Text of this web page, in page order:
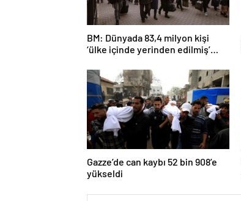
BM: Dünyada 83,4 milyon kişi
‘ülke içinde yerinden edilmiş’
Gazze’de can kaybı 52 bin 908’e
yükseldi